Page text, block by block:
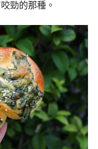
勁的那種。